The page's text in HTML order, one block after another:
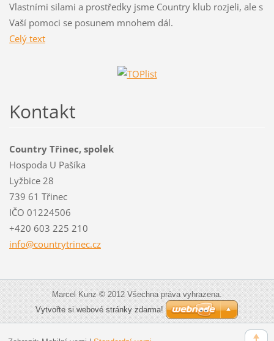
Vlastními silami a prostředky jsme Country klub rozjeli, ale s
Vaší pomoci se posunem mnohem dál.
Celý text
Kontakt
Country Třinec, spolek
Hospoda U Pašíka
Lyžbice 28
739 61 Třinec
IČO 01224506
+420 603 225 210
info@countrytrinec.cz
Marcel Kunz © 2012 Všechna práva vyhrazena.
Vytvořte si webové stránky zdarma!